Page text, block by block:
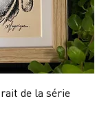
de la série